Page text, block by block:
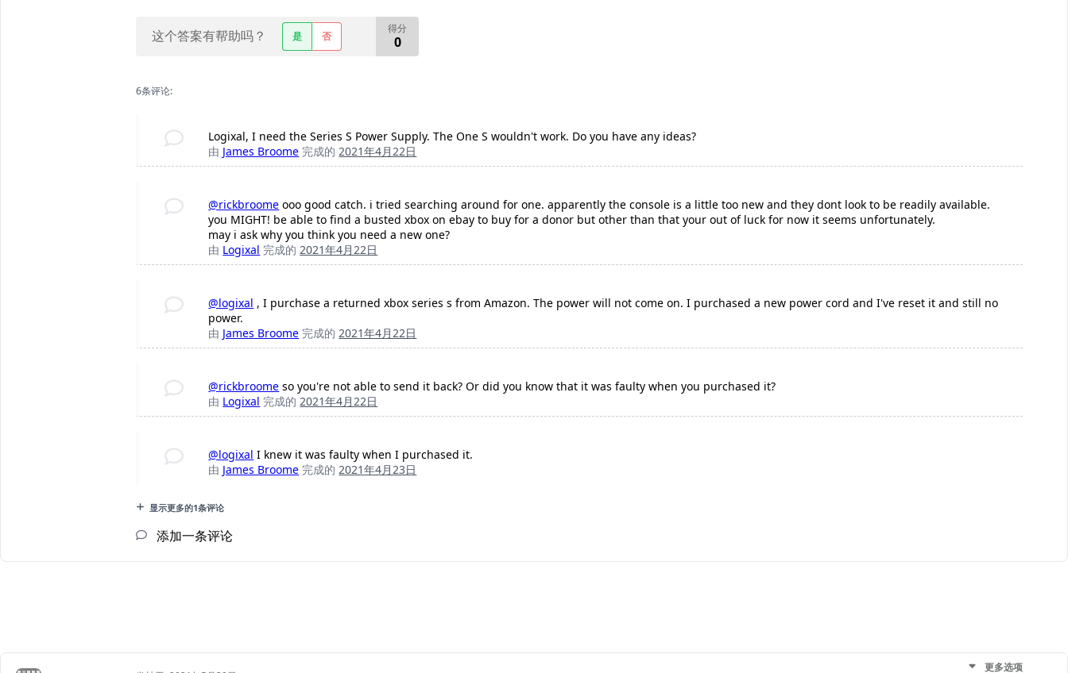
这个答案有帮助吗？ 是 否
得分
0
6条评论:
Logixal, I need the Series S Power Supply. The One S wouldn't work. Do you have any ideas?
由 James Broome 完成的2021年4月22日
@rickbroome ooo good catch. i tried searching around for one. apparently the console is a little too new and they dont look to be readily available.
you MIGHT! be able to find a busted xbox on ebay to buy for a donor but other than that your out of luck for now it seems unfortunately.
may i ask why you think you need a new one?
由 Logixal 完成的2021年4月22日
@logixal , I purchase a returned xbox series s from Amazon. The power will not come on. I purchased a new power cord and I've reset it and still no
power.
由 James Broome 完成的2021年4月22日
@rickbroome so you're not able to send it back? Or did you know that it was faulty when you purchased it?
由 Logixal 完成的2021年4月22日
@logixal I knew it was faulty when I purchased it.
由 James Broome 完成的2021年4月23日
显示更多的1条评论
添加一条评论
更多选项